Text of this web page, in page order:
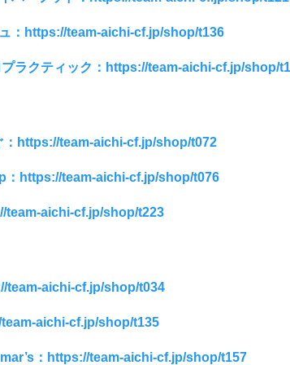
：https://team-aichi-cf.jp/shop/t136
ラクティック：https://team-aichi-cf.jp/shop/
https://team-aichi-cf.jp/shop/t072
https://team-aichi-cf.jp/shop/t076
aichi-cf.jp/shop/t223
aichi-cf.jp/shop/t034
aichi-cf.jp/shop/t135
：https://team-aichi-cf.jp/shop/t157